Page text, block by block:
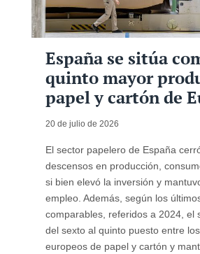
España se sitúa
quinto mayor
papel y cartón de
20 de julio de 2026
El sector papelero de España
descensos en producción,
si bien elevó la inversión y
empleo. Además, según los
comparables, referidos a 2024, el
del sexto al quinto puesto entre
europeos de papel y cartón y